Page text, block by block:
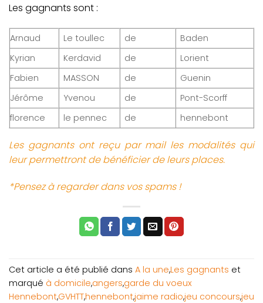
Les gagnants sont :
Arnaud Le toullec de
Baden
Kyrian
Kerdavid de
Lorient
Fabien
MASSON de
Guenin
Jérôme
Yvenou de
Pont-Scorff
florence
le pennec de hennebont
Les gagnants ont reçu par mail les modalités qui
leur permettront de bénéficier de leurs places.
*Pensez à regarder dans vos spams !
Cet article a été publié dans A la une,Les gagnants et
marqué à domicile,angers,garde du voeux
Hennebont,GVHTT,hennebont,jaime radio,jeu concours,jeu